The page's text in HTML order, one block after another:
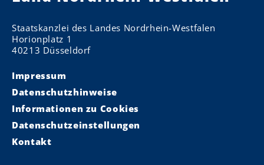
Staatskanzlei des Landes Nordrhein-Westfalen
Horionplatz 1
40213 Düsseldorf
Impressum
Datenschutzhinweise
Informationen zu Cookies
Datenschutzeinstellungen
Kontakt